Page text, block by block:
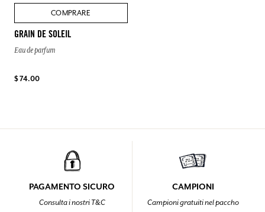
COMPRARE
GRAIN DE SOLEIL
Eau de parfum
$ 74.00
PAGAMENTO SICURO
Consulta i nostri T&C
CAMPIONI
Campioni gratuiti nel paccho